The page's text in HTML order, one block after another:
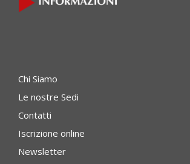
Chi Siamo
Le nostre Sedi
Contatti
Iscrizione online
Newsletter